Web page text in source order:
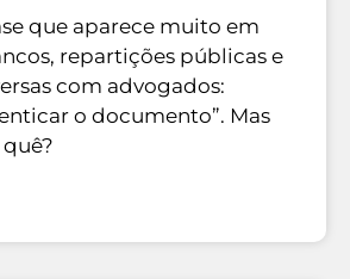
que aparece muito em
repartições públicas e
com advogados:
o documento”. Mas